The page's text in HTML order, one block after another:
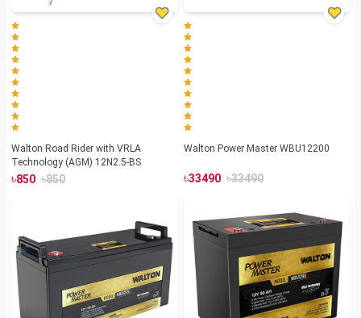
Walton Road Rider with VRLA
Technology (AGM) 12N2.5-BS
৳850 ৳850
Walton Power Master WBU12200
৳33490 ৳33490